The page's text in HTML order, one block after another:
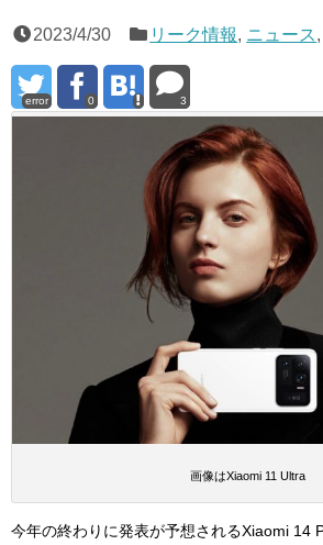
2023/4/30 リーク情報, ニュース,
error 0 3
画像はXiaomi 11 Ultra
今年の終わりに発表が予想されるXiaomi 14